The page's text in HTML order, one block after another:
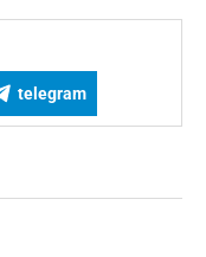
telegram